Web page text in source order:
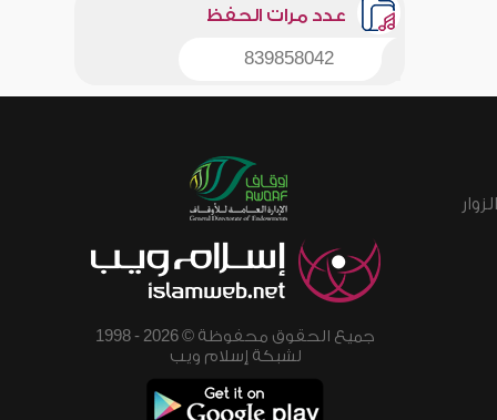
عدد مرات الحفظ
839858042
جميع الحقوق محفوظة © 2026 - 1998
لشبكة إسلام ويب